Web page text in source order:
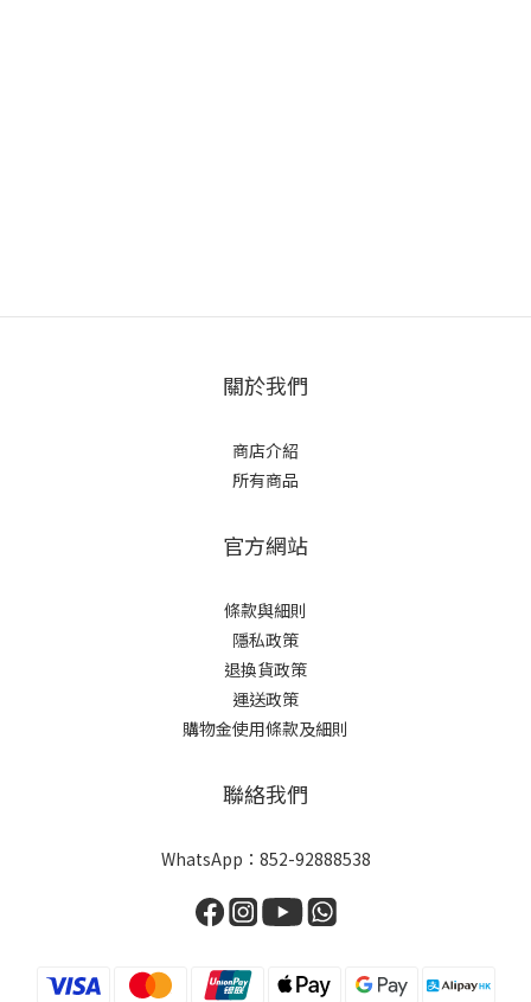
關於我們
商店介紹
所有商品
官方網站
條款與細則
隱私政策
退換貨政策
運送政策
購物金使用條款及細則
聯絡我們
WhatsApp： 852-92888538